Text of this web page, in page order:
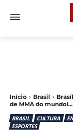
Início Brasil
de MMA do mundo!...
BRASIL
CULTURA
ESPORTES